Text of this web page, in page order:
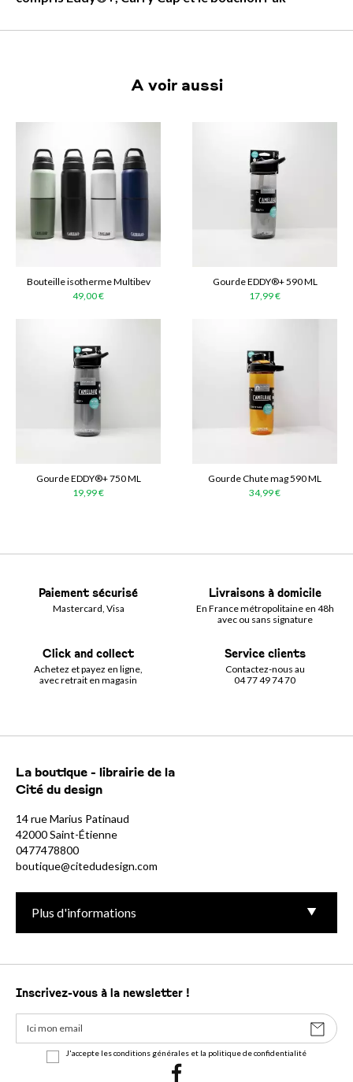
A voir aussi
Bouteille isotherme Multibev
49,00 €
Gourde EDDY®+ 590 ML
17,99 €
Gourde EDDY®+ 750 ML
19,99 €
Gourde Chute mag 590 ML
34,99 €
Paiement sécurisé
Mastercard, Visa
Livraisons à domicile
En France métropolitaine en 48h
avec ou sans signature
Click and collect
Achetez et payez en ligne,
avec retrait en magasin
Service clients
Contactez-nous au
04 77 49 74 70
La boutique - librairie de la
Cité du design
14 rue Marius Patinaud
42000 Saint-Étienne
0477478800
boutique@citedudesign.com
Plus d'informations
Inscrivez-vous à la newsletter !
J'accepte les conditions générales et la politique de confidentialité